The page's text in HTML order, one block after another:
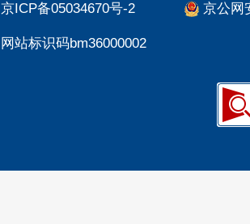
京ICP备05034670号-2 京公网
网站标识码bm36000002